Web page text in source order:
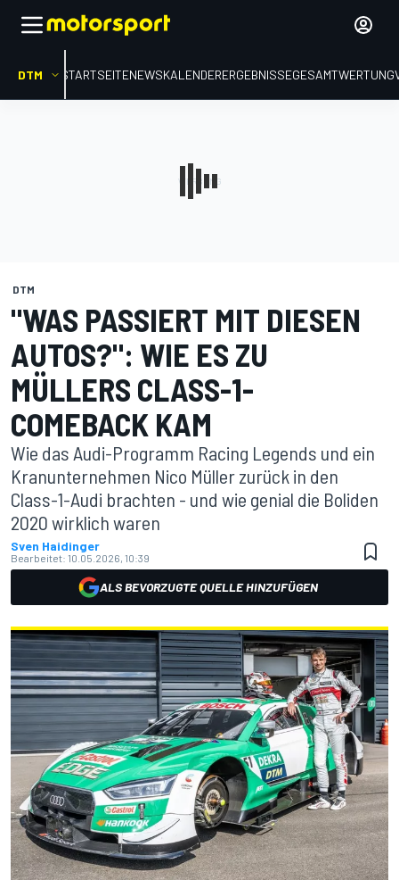
DTM STARTSEITENEWSKALENDERERGEBNISSEGESAMTWERTUNG
DTM
"WAS PASSIERT MIT DIESEN
AUTOS?": WIE ES ZU
MÜLLERS CLASS-1-
COMEBACK KAM
Wie das Audi-Programm Racing Legends und ein
Kranunternehmen Nico Müller zurück in den
Class-1-Audi brachten - und wie genial die Boliden
2020 wirklich waren
Sven Haidinger
Bearbeitet: 10.05.2026, 10:39
ALS BEVORZUGTE QUELLE HINZUFÜGEN